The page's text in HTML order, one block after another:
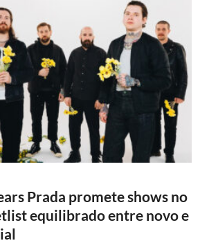
Prada promete shows no
equilibrado entre novo e